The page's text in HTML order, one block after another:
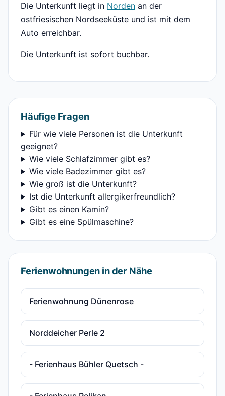
Die Unterkunft liegt in Norden an der
ostfriesischen Nordseeküste und ist mit dem
Auto erreichbar.
Die Unterkunft ist sofort buchbar.
Häufige Fragen
Für wie viele Personen ist die Unterkunft
geeignet?
Wie viele Schlafzimmer gibt es?
Wie viele Badezimmer gibt es?
Wie groß ist die Unterkunft?
Ist die Unterkunft allergikerfreundlich?
Gibt es einen Kamin?
Gibt es eine Spülmaschine?
Ferienwohnungen in der Nähe
Ferienwohnung Dünenrose
Norddeicher Perle 2
- Ferienhaus Bühler Quetsch -